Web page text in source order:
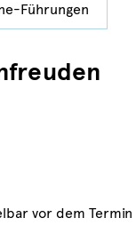
Führungen
vor dem Termin